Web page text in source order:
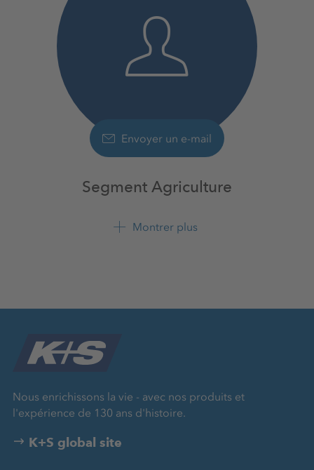
Envoyer un e-mail
Segment Agriculture
Agriculture K+S France S.A.S.
Montrer plus
Nous enrichissons la vie - avec nos produits et
l'expérience de 130 ans d'histoire.
K+S global site